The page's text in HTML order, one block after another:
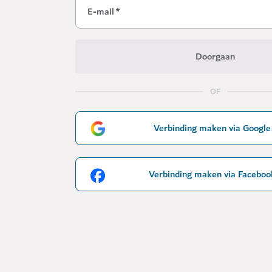
E-mail*
Doorgaan
OF
Verbinding maken via Google
Verbinding maken via